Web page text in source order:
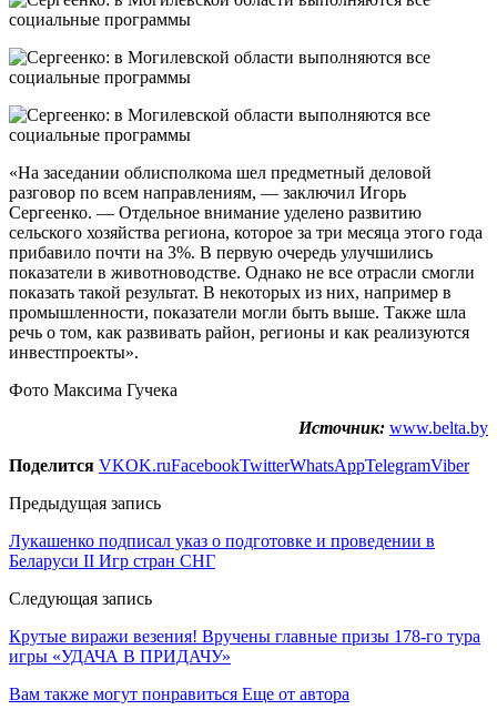
«На заседании облисполкома шел предметный деловой
разговор по всем направлениям, — заключил Игорь
Сергеенко. — Отдельное внимание уделено развитию
сельского хозяйства региона, которое за три месяца этого года
прибавило почти на 3%. В первую очередь улучшились
показатели в животноводстве. Однако не все отрасли смогли
показать такой результат. В некоторых из них, например в
промышленности, показатели могли быть выше. Также шла
речь о том, как развивать район, регионы и как реализуются
инвестпроекты».
Фото Максима Гучека
Источник: www.belta.by
Поделится VKOK.ruFacebookTwitterWhatsAppTelegramViber
Предыдущая запись
Лукашенко подписал указ о подготовке и проведении в
Беларуси II Игр стран СНГ
Следующая запись
Крутые виражи везения! Вручены главные призы 178-го тура
игры «УДАЧА В ПРИДАЧУ»
Вам также могут понравиться Еще от автора